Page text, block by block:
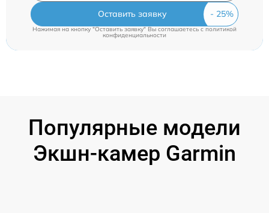
Оставить заявку
Нажимая на кнопку "Оставить заявку" Вы соглашаетесь c политикой
конфиденциальности
Популярные модели
Экшн-камер Garmin